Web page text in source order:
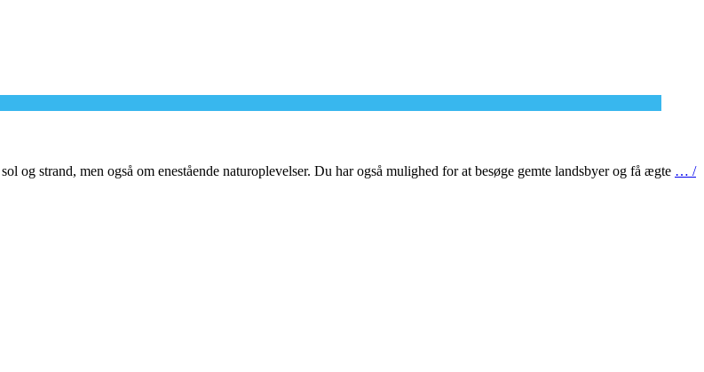
og strand, men også om enestående naturoplevelser. Du har også mulighed for at besøge gemte landsbyer og få ægte … /